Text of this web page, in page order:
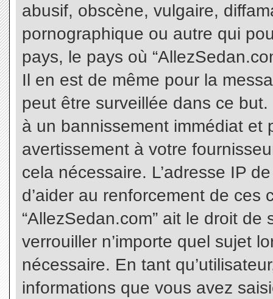
abusif, obscène, vulgaire,
pornographique ou autre qui
pays, le pays où
Il en est de même pour la
peut être surveillée dans ce
à un bannissement immédiat et
avertissement à votre
cela nécessaire. L’adresse IP
d’aider au renforcement de
“AllezSedan.com” ait le droit de
verrouiller n’importe quel sujet
nécessaire. En tant
informations que vous avez